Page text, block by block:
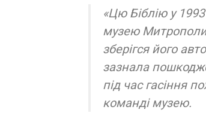
«Цю Біблію у
музею
зберігся його
зазнала
під час гасіння
команді музею.